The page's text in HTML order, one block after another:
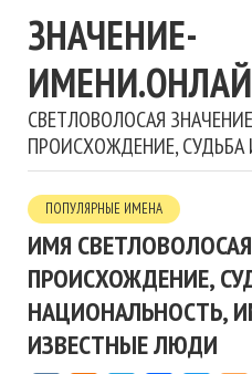
ЗНАЧЕНИЕ-
СВЕТЛОВОЛОСАЯ
ПРОИСХОЖДЕНИЕ, СУДЬБА
ПОПУЛЯРНЫЕ ИМЕНА
ИМЯ
ПРОИСХОЖДЕНИЕ,
НАЦИОНАЛЬНОСТЬ,
ИЗВЕСТНЫЕ ЛЮДИ